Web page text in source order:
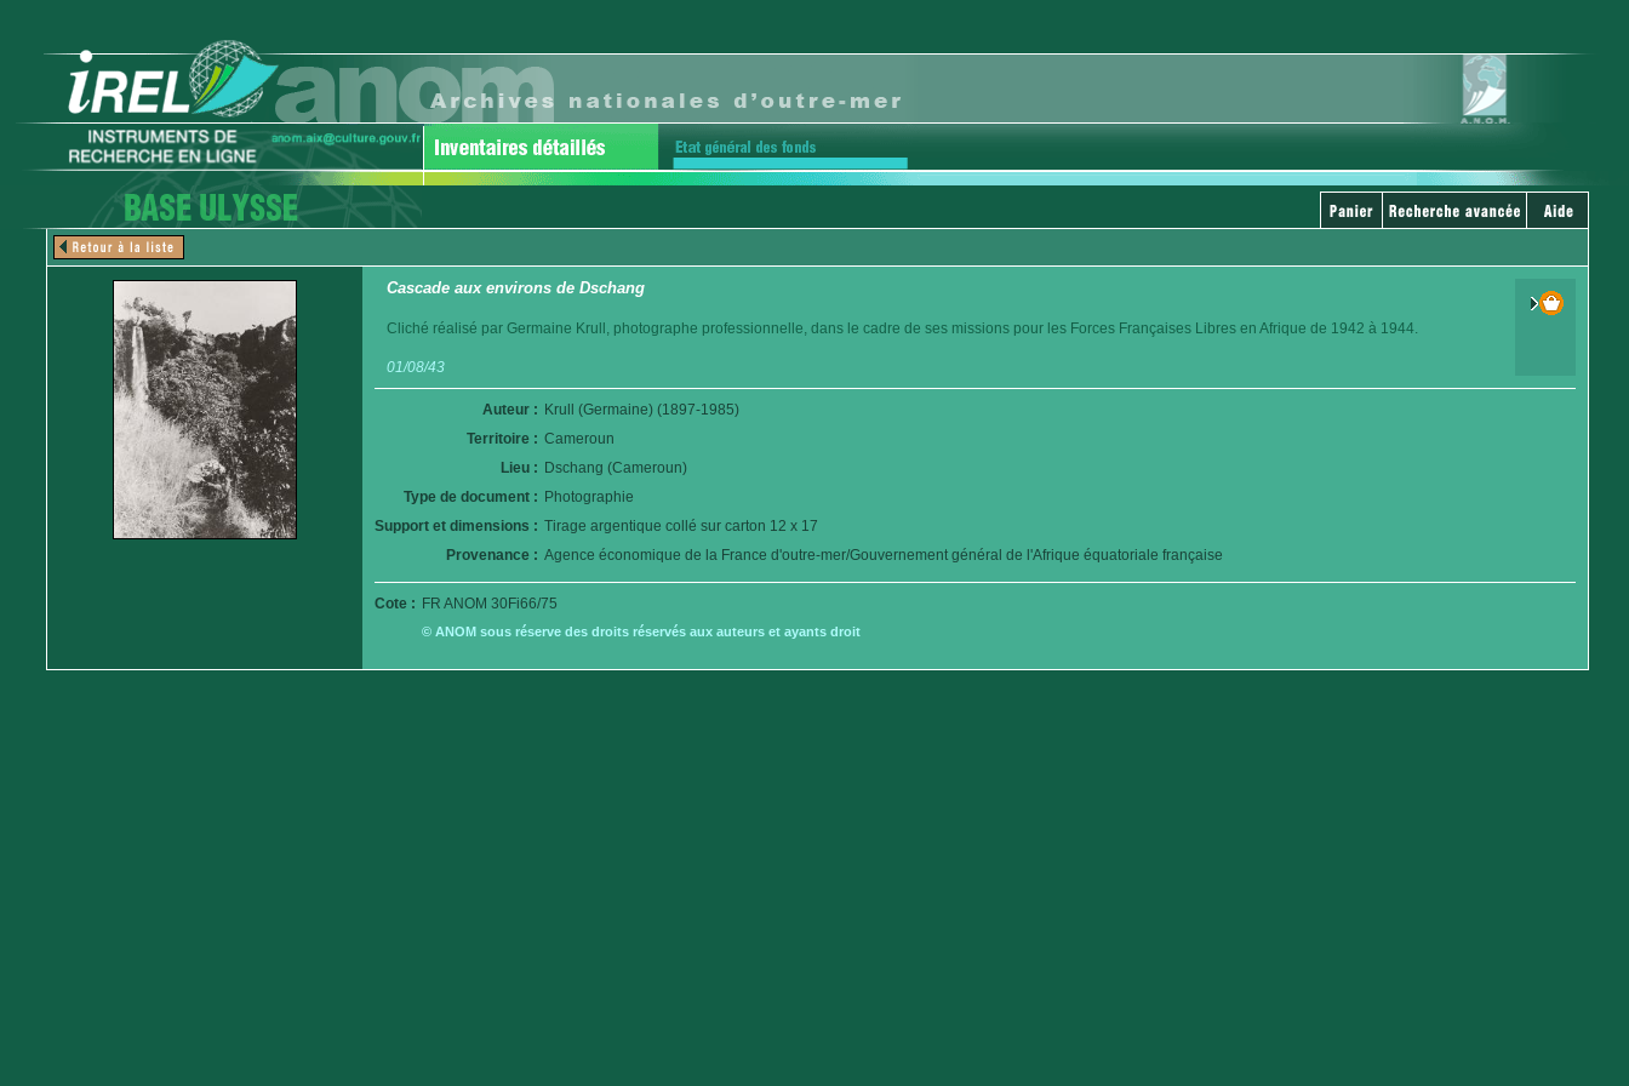
Cascade aux environs de Dschang
Cliché réalisé par Germaine Krull, photographe professionnelle, dans le cadre de ses missions pour les Forces Françaises Libres en Afrique de 1942 à 1944.
01/08/43
Auteur : Krull (Germaine) (1897-1985)
Territoire : Cameroun
Lieu : Dschang (Cameroun)
Type de document : Photographie
Support et dimensions : Tirage argentique collé sur carton 12 x 17
Provenance : Agence économique de la France d'outre-mer/Gouvernement général de l'Afrique équatoriale française
Cote : FR ANOM 30Fi66/75
© ANOM sous réserve des droits réservés aux auteurs et ayants droit